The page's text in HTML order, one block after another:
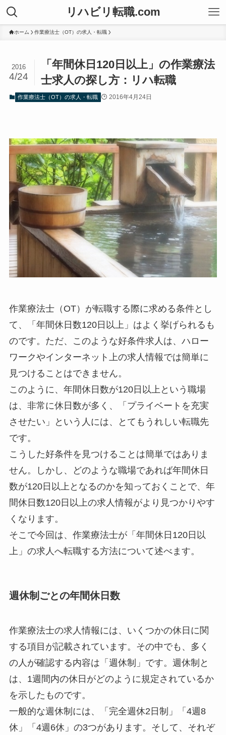
リハビリ転職.com
ホーム 作業療法士（OT）の求人・転職
「年間休日120日以上」の作業療法
士求人の探し方：リハ転職
2016
4/24
作業療法士（OT）の求人・転職 2016年4月24日
作業療法士（OT）が転職する際に求める条件とし
て、「年間休日数120日以上」はよく挙げられるも
のです。ただ、このような好条件求人は、ハロー
ワークやインターネット上の求人情報では簡単に
見つけることはできません。
このように、年間休日数が120日以上という職場
は、非常に休日数が多く、「プライベートを充実
させたい」という人には、とてもうれしい転職先
です。
こうした好条件を見つけることは簡単ではありま
せん。しかし、どのような職場であれば年間休日
数が120日以上となるのかを知っておくことで、年
間休日数120日以上の求人情報がより見つかりやす
くなります。
そこで今回は、作業療法士が「年間休日120日以
上」の求人へ転職する方法について述べます。
週休制ごとの年間休日数
作業療法士の求人情報には、いくつかの休日に関
する項目が記載されています。その中でも、多く
の人が確認する内容は「週休制」です。週休制と
は、1週間内の休日がどのように規定されているか
を示したものです。
一般的な週休制には、「完全週休2日制」「4週8
休」「4週6休」の3つがあります。そして、それぞ